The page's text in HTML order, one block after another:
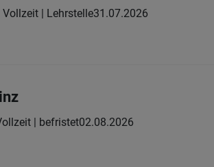
Vollzeit | Lehrstelle31.07.2026
| befristet02.08.2026